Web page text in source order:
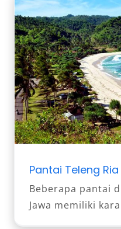
Pantai Teleng
Beberapa pantai
Jawa memiliki